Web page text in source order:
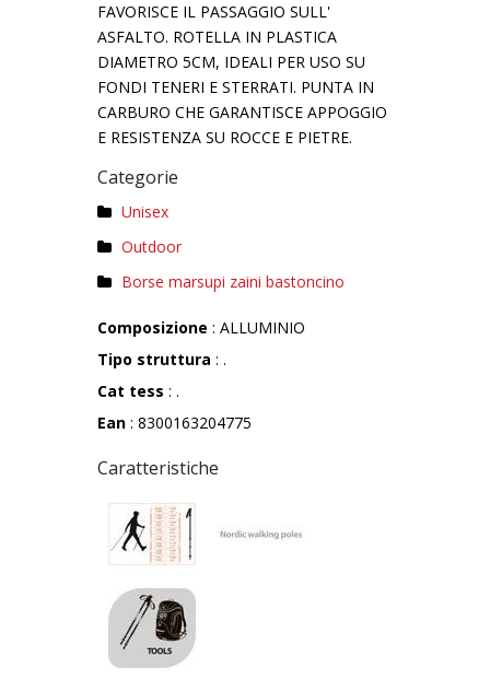
FAVORISCE IL PASSAGGIO SULL'
ASFALTO. ROTELLA IN PLASTICA
DIAMETRO 5CM, IDEALI PER USO SU
FONDI TENERI E STERRATI. PUNTA IN
CARBURO CHE GARANTISCE APPOGGIO
E RESISTENZA SU ROCCE E PIETRE.
Categorie
Unisex
Outdoor
Borse marsupi zaini bastoncino
Composizione : ALLUMINIO
Tipo struttura : .
Cat tess : .
Ean : 8300163204775
Caratteristiche